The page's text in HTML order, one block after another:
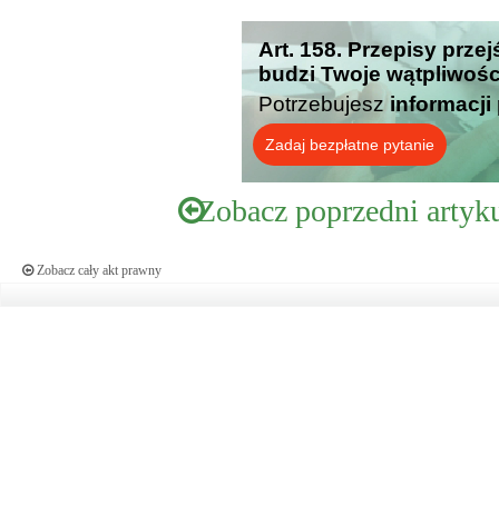
Art. 158. Przepisy
budzi Twoje
Potrzebujesz informacji
Zadaj bezpłatne pytanie
Zobacz poprzedni
Zobacz cały akt prawny